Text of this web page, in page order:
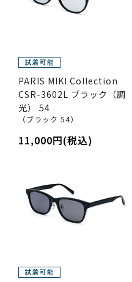
PARIS MIKI Collection
CSR-3602L ブラック（調
光） 54
（ブラック 54）
11,000円(税込)